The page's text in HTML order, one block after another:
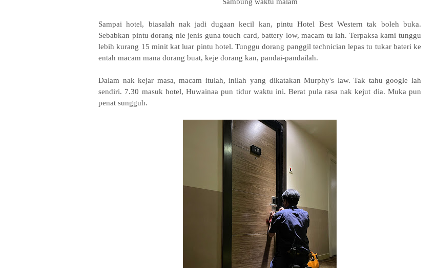
Sampai hotel, biasalah nak jadi dugaan kecil kan, pintu Hotel Best Western tak boleh buka.
Sebabkan pintu dorang nie jenis guna touch card, battery low, macam tu lah. Terpaksa kami tunggu
lebih kurang 15 minit kat luar pintu hotel. Tunggu dorang panggil technician lepas tu tukar bateri ke
entah macam mana dorang buat, keje dorang kan, pandai-pandailah.
Dalam nak kejar masa, macam itulah, inilah yang dikatakan Murphy's law. Tak tahu google lah
sendiri. 7.30 masuk hotel, Huwainaa pun tidur waktu ini. Berat pula rasa nak kejut dia. Muka pun
penat sungguh.